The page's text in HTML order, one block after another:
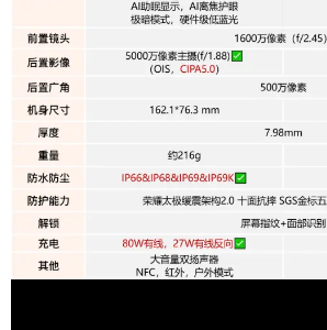
系统与处理器
安卓（Android）
CPU型号 天玑8500 Elite
核心数 八核
CPU最高频率 3.4GHz
GPU型号 Mali-G720 MC8